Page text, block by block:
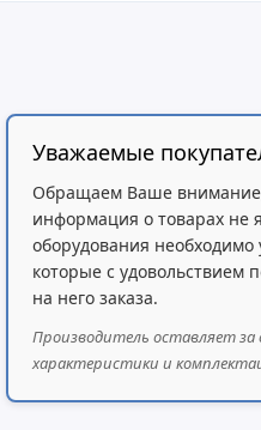
Уважаемые
Обращаем Ваше
информация о товарах не
оборудования необходимо
которые с удовольствием
на него заказа.
Производитель оставляет
характеристики и